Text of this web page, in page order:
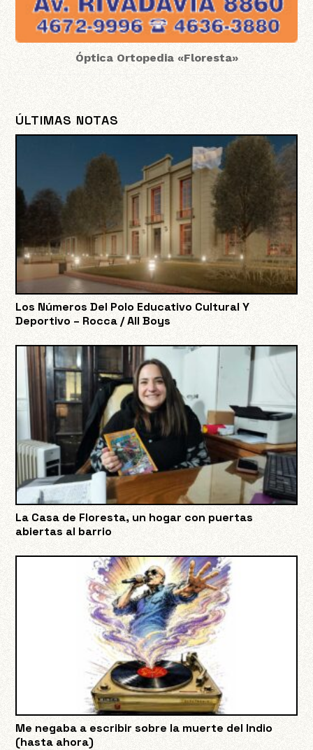
Óptica Ortopedia «Floresta»
ÚLTIMAS NOTAS
Los Números Del Polo Educativo Cultural Y
Deportivo – Rocca / All Boys
La Casa de Floresta, un hogar con puertas
abiertas al barrio
Me negaba a escribir sobre la muerte del Indio
(hasta ahora)